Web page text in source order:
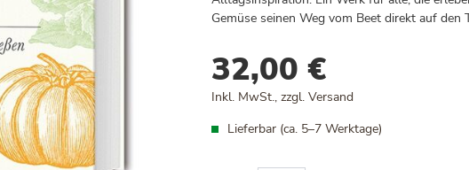
Gemüse seinen Weg vom Beet direkt auf den
32,00 €
Inkl. MwSt., zzgl. Versand
Lieferbar (ca. 5–7 Werktage)